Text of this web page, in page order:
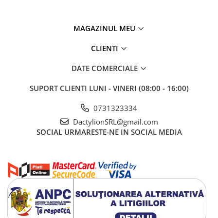
reglarea înclinării (în câte grade): + 5 ° până la -5 °
destinație (inch): de la 26 la 55 "
200x100mm;300x300mm;
dimensiuni (lungime / lățime / înălțime): 50 / ~ 45 / ~ 45 cm
greutate cu ambalaj: 2,9 kg
INCLUS
2x Velcro
Un suport TV reglabil de înaltă calitate este o
modalitate de a economisi spațiu în camera de zi,
bucătărie sau dormitor.
Uitați de standurile TV
care au încetat de mult să fie la modă și ocupă mult
MAGAZINUL MEU
CLIENTI
DATE COMERCIALE
SUPORT CLIENTI LUNI - VINERI (08:00 - 16:00)
0731323334
DactylionSRL@gmail.com
SOCIAL URMARESTE-NE IN SOCIAL MEDIA